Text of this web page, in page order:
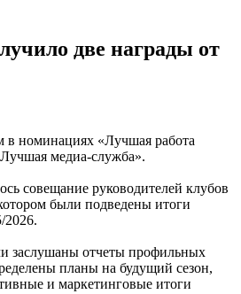
две награды от
в номинациях «Лучшая работа
медиа-служба».
совещание руководителей клубов
были подведены итоги
2026.
заслушаны отчеты профильных
планы на будущий сезон,
и маркетинговые итоги